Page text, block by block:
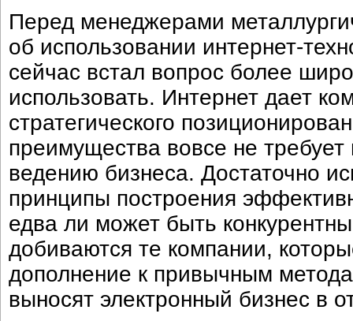
Перед менеджерами
об использовании интернет-
сейчас встал вопрос более
использовать. Интернет дает
стратегического
преимущества вовсе не
ведению бизнеса. Достаточно
принципы построения
едва ли может быть
добиваются те компании,
дополнение к привычным
выносят электронный бизнес в